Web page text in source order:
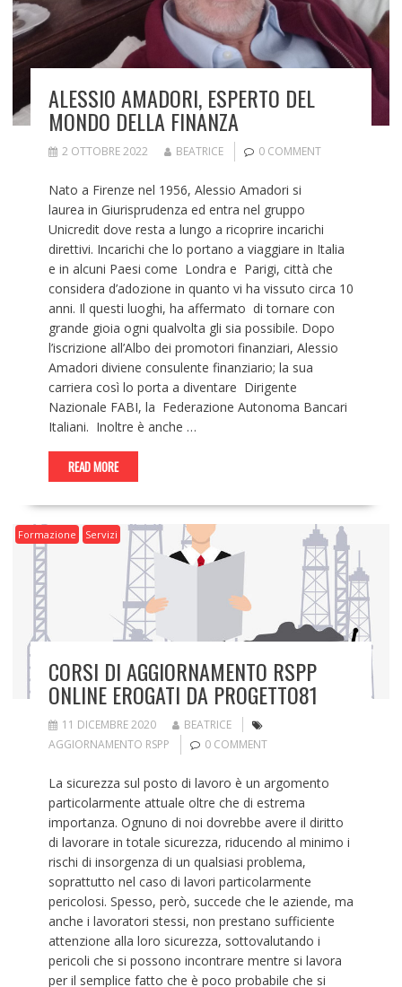
ALESSIO AMADORI, ESPERTO DEL
MONDO DELLA FINANZA
2 OTTOBRE 2022 BEATRICE 0 COMMENT
Nato a Firenze nel 1956, Alessio Amadori si
laurea in Giurisprudenza ed entra nel gruppo
Unicredit dove resta a lungo a ricoprire incarichi
direttivi. Incarichi che lo portano a viaggiare in Italia
e in alcuni Paesi come Londra e Parigi, città che
considera d’adozione in quanto vi ha vissuto circa 10
anni. Il questi luoghi, ha affermato di tornare con
grande gioia ogni qualvolta gli sia possibile. Dopo
l’iscrizione all’Albo dei promotori finanziari, Alessio
Amadori diviene consulente finanziario; la sua
carriera così lo porta a diventare Dirigente
Nazionale FABI, la Federazione Autonoma Bancari
Italiani. Inoltre è anche …
READ MORE
Formazione Servizi
CORSI DI AGGIORNAMENTO RSPP
ONLINE EROGATI DA PROGETTO81
11 DICEMBRE 2020
BEATRICE
AGGIORNAMENTO RSPP
0 COMMENT
La sicurezza sul posto di lavoro è un argomento
particolarmente attuale oltre che di estrema
importanza. Ognuno di noi dovrebbe avere il diritto
di lavorare in totale sicurezza, riducendo al minimo i
rischi di insorgenza di un qualsiasi problema,
soprattutto nel caso di lavori particolarmente
pericolosi. Spesso, però, succede che le aziende, ma
anche i lavoratori stessi, non prestano sufficiente
attenzione alla loro sicurezza, sottovalutando i
pericoli che si possono incontrare mentre si lavora
per il semplice fatto che è poco probabile che si